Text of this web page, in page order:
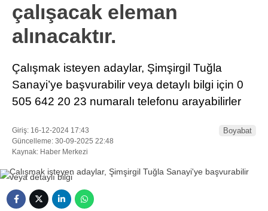
çalışacak eleman
alınacaktır.
Çalışmak isteyen adaylar, Şimşirgil Tuğla
Sanayi’ye başvurabilir veya detaylı bilgi için 0
505 642 20 23 numaralı telefonu arayabilirler
Giriş: 16-12-2024 17:43
Güncelleme: 30-09-2025 22:48
Kaynak: Haber Merkezi
Boyabat